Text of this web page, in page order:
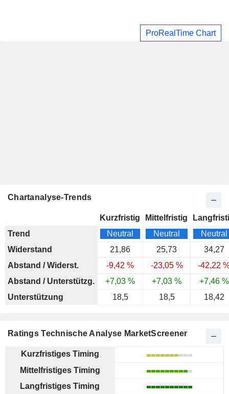
ProRealTime Chart
Chartanalyse-Trends
Kurzfristig Mittelfristig
Trend
Neutral Neutral
Neutral
Widerstand
21,86 25,73
34,27
Abstand / Widerst.
-9,42 % -23,05 %
-42,22
Abstand / Unterstützg.
+7,03 % +7,03 %
+7,46 %
Unterstützung
18,5 18,5 18,42
Ratings Technische Analyse MarketScreener
Kurzfristiges Timing
Mittelfristiges Timing
Langfristiges Timing